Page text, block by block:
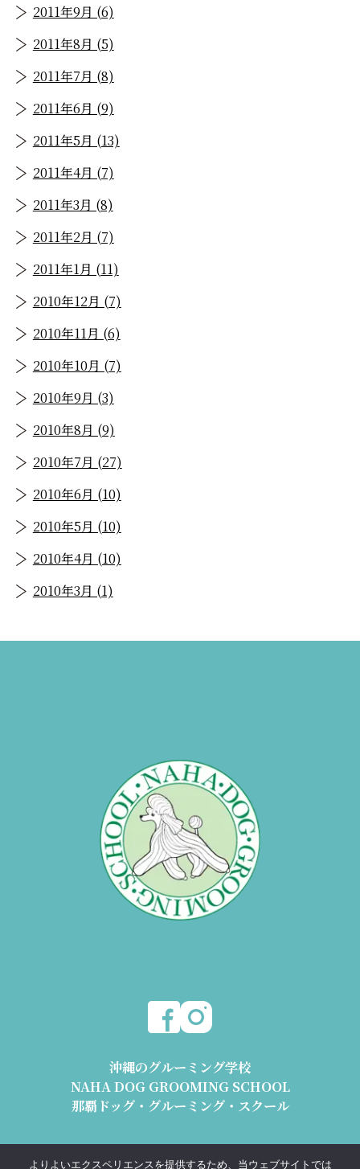
2011年9月 (6)
2011年8月 (5)
2011年7月 (8)
2011年6月 (9)
2011年5月 (13)
2011年4月 (7)
2011年3月 (8)
2011年2月 (7)
2011年1月 (11)
2010年12月 (7)
2010年11月 (6)
2010年10月 (7)
2010年9月 (3)
2010年8月 (9)
2010年7月 (27)
2010年6月 (10)
2010年5月 (10)
2010年4月 (10)
2010年3月 (1)
沖縄のグルーミング学校
NAHA DOG GROOMING SCHOOL
那覇ドッグ・グルーミング・スクール
〒904-2426 沖縄県うるま市与那城平安座8178-2 1階
よりよいエクスペリエンスを提供するため、当ウェブサイトでは